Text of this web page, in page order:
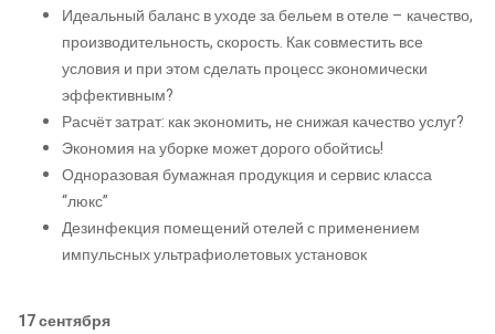
Идеальный баланс в уходе за бельем в отеле – качество,
производительность, скорость. Как совместить все
условия и при этом сделать процесс экономически
эффективным?
Расчёт затрат: как экономить, не снижая качество услуг?
Экономия на уборке может дорого обойтись!
Одноразовая бумажная продукция и сервис класса
“люкс”
Дезинфекция помещений отелей с применением
импульсных ультрафиолетовых установок
17 сентября